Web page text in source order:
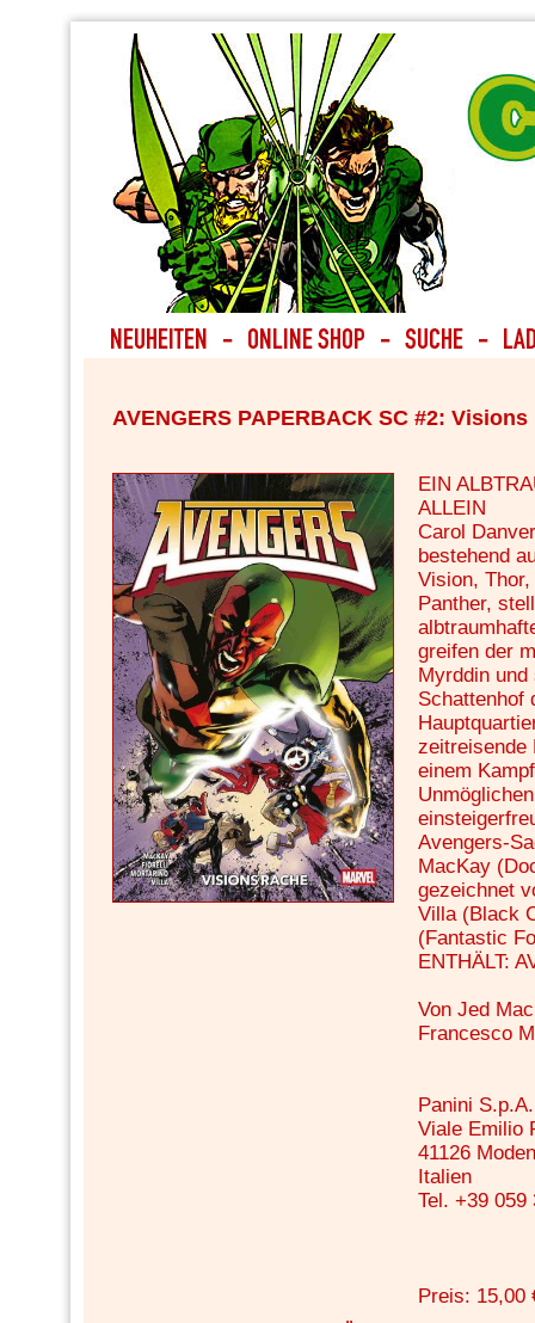
AVENGERS PAPERBACK SC #2: Visions
EIN
ALLEIN
Carol
bestehend
Vision,
Panther,
greifen der
Myrddin
Schattenhof
zeitreisende
einem
Avengers-
MacKay
gezeichnet
Villa (Black
(Fantastic
ENTHÄLT:
Von Jed
Francesco
Panini S.p.A.
Viale Emilio
41126
Italien
Tel. +39 059
Preis: 15,00